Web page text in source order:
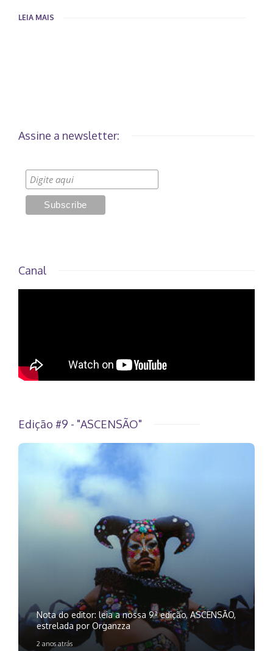
LEIA MAIS
Assine a newsletter:
Canal
Edição #9 - "ASCENSÃO"
Nota do editor: leia a nossa 9ª edição, ASCENSÃO,
estrelada por Organzza
2 anos atrás